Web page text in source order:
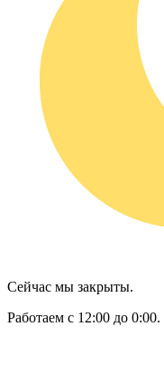
Сейчас мы закрыты.
Работаем с 12:00 до 0:00.